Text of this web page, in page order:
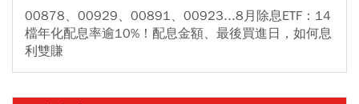
00878、00929、00891、00923...8月除息ETF：14
檔年化配息率逾10%！配息金額、最後買進日，如何息
利雙賺